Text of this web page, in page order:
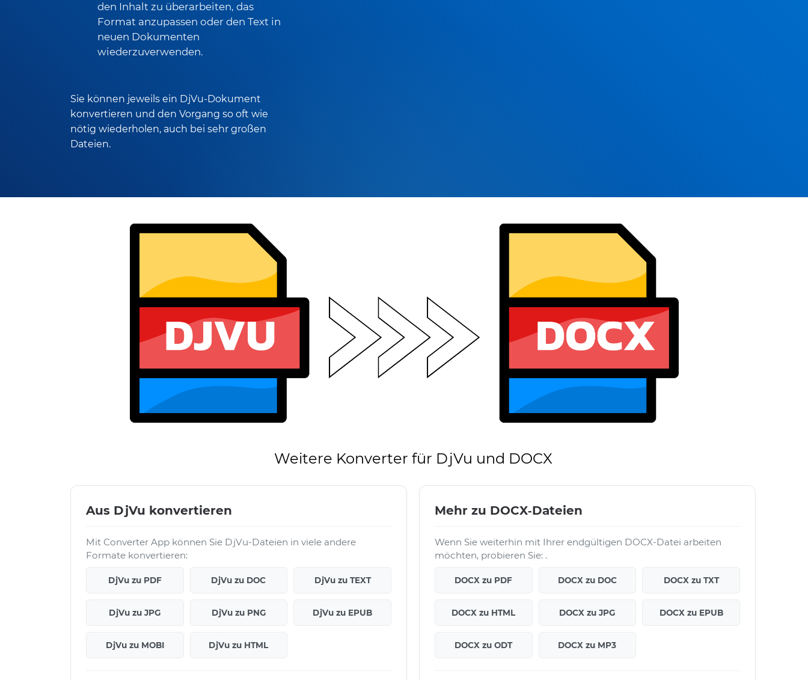
den Inhalt zu überarbeiten, das
Format anzupassen oder den Text in
neuen Dokumenten
wiederzuverwenden.
Sie können jeweils ein DjVu-Dokument
konvertieren und den Vorgang so oft wie
nötig wiederholen, auch bei sehr großen
Dateien.
Weitere Konverter für DjVu und DOCX
Aus DjVu konvertieren
Mit Converter App können Sie DjVu-Dateien in viele andere
Formate konvertieren:
DjVu zu PDF DjVu zu DOC DjVu zu TEXT
DjVu zu JPG DjVu zu PNG DjVu zu EPUB
DjVu zu MOBI DjVu zu HTML
Mehr zu DOCX‑Dateien
Wenn Sie weiterhin mit Ihrer endgültigen DOCX-Datei arbeiten
möchten, probieren Sie: .
DOCX zu PDF DOCX zu DOC DOCX zu TXT
DOCX zu HTML DOCX zu JPG DOCX zu EPUB
DOCX zu ODT DOCX zu MP3